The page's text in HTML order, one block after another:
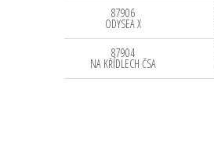
87906
ODYSEA X
87904
NA KŘÍDLECH ČSA